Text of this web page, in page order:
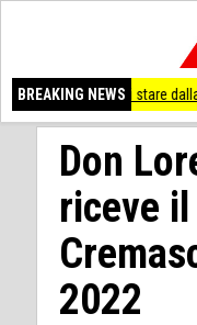
BREAKING NEWS
di stare dalla parte degli
Don
riceve
2022